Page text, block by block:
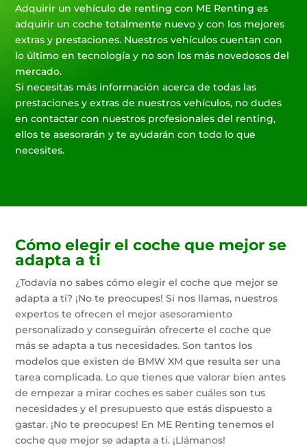
Adquirir un vehículo de renting con ME Renting es
adquirir un coche totalmente nuevo y con los mejores
extras y prestaciones. Nuestros vehículos cuentan con
lo último en tecnología y no son los más novedosos del
mercado.
Si necesitas más información acerca de todas las
prestaciones y extras de nuestros vehículos, no dudes
en contactar con nuestros profesionales del renting,
ellos te asesorarán y te ayudarán con todo lo que
necesites.
Cómo elegir el coche que mejor se
adapta a ti
¿Todavía no sabes cómo elegir el coche que mejor se
adapta a ti? ¡No te preocupes! Si nos llamas, nuestros
expertos te ofrecen el mejor asesoramiento
personalizado y conseguirán ofrecerte el coche que
más se adapta a tus necesidades. Son tantos los
modelos que existen de BMW XM que resulta ser una
tarea complicada. Lo que tienes que valorar bien antes
de empezar a mirar coches es saber cuáles son tus
necesidades y el presupuesto que estás dispuesto a
gastar. ¡No te preocupes! En ME Renting tenemos el
coche que mejor se adapta a ti. ¡Llámanos!